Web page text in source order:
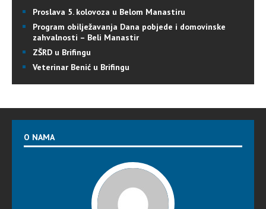
Proslava 5. kolovoza u Belom Manastiru
Program obilježavanja Dana pobjede i domovinske
zahvalnosti – Beli Manastir
ZŠRD u Brifingu
Veterinar Benić u Brifingu
O NAMA